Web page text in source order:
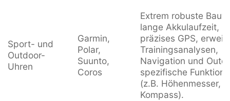
Sport- und
Outdoor-
Uhren
Garmin,
Polar,
Suunto,
Coros
Extrem robuste
lange Akkulaufzeit,
präzises GPS,
Trainingsanalysen,
Navigation und
spezifische
(z.B. Höhenmesser,
Kompass).